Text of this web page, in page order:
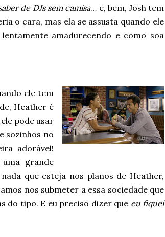
de DJs sem camisa… e, bem, Josh tem
o cara, mas ela se assusta quando ele
amadurecendo e como soa
ele tem
Heather é
pode usar
sozinhos no
adorável!
grande
que esteja nos planos de Heather,
nos submeter a essa sociedade que
do tipo. E eu preciso dizer que eu fiquei